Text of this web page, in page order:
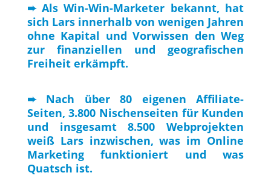
➨ Als Win-Win-Marketer bekannt, hat
sich Lars innerhalb von wenigen Jahren
ohne Kapital und Vorwissen den Weg
zur finanziellen und geografischen
Freiheit erkämpft.
➨ Nach über 80 eigenen Affiliate-
Seiten, 3.800 Nischenseiten für Kunden
und insgesamt 8.500 Webprojekten
weiß Lars inzwischen, was im Online
Marketing funktioniert und was
Quatsch ist.